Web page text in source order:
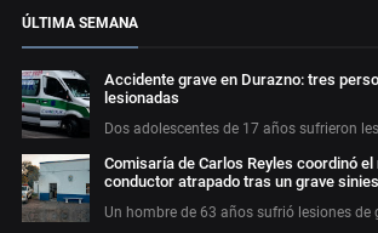
ÚLTIMA SEMANA
Accidente grave en Durazno: tres
lesionadas
Dos adolescentes de 17 años sufrieron
Comisaría de Carlos Reyles coordinó
conductor atrapado tras un grave
Un hombre de 63 años sufrió lesiones de